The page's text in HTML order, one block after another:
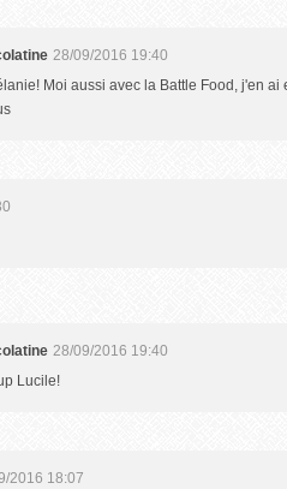
28/09/2016 19:40
Moi aussi avec la Battle Food, j'en ai
28/09/2016 19:40
Lucile!
2016 18:07